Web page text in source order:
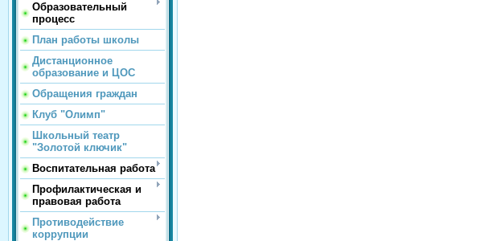
Образовательный
процесс
План работы школы
Дистанционное
образование и ЦОС
Обращения граждан
Клуб "Олимп"
Школьный театр
"Золотой ключик"
Воспитательная работа
Профилактическая и
правовая работа
Противодействие
коррупции